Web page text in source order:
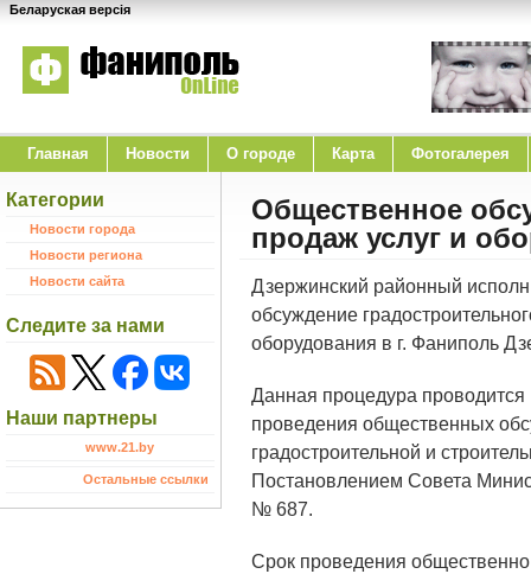
Беларуская версія
Главная Новости O городе Карта Фотогалерея
Категории
Новости города
Новости региона
Новости сайта
Следите за нами
Наши партнеры
www.21.by
Остальные ссылки
Общественное
продаж услуг и
Дзержинский районный
обсуждение
оборудования в г. Фаниполь
Данная процедура
проведения общественных
градостроительной и
Постановлением Совета
№ 687.
Срок проведения